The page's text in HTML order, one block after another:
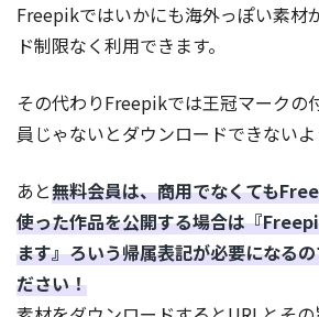
Freepikではいかにも海外っぽい素材
ド制限なく利用できます。
その代わりFreepikでは王冠マークの
員じゃないとダウンロードできないよ
あと無料会員は、商用でなくても
使った作品を公開する場合は『
ます』ろいう帰属表記が必要になる
ださい！